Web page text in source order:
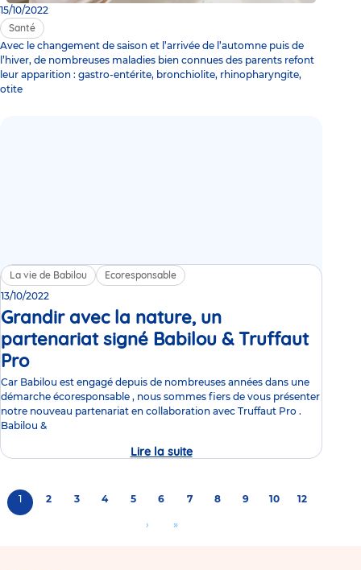
15/10/2022
Santé
Avec le changement de saison et l’arrivée de l’automne puis de
l’hiver, de nombreuses maladies bien connues des parents refont
leur apparition : gastro-entérite, bronchiolite, rhinopharyngite,
otite
La vie de Babilou
Ecoresponsable
13/10/2022
Grandir avec la nature, un
partenariat signé Babilou & Truffaut
ProVideo
Car Babilou est engagé depuis de nombreuses années dans une
démarche écoresponsable , nous sommes fiers de vous présenter
notre nouveau partenariat en collaboration avec Truffaut Pro .
Babilou &
Lire la suiteGrandir
avec
un
Pagination
Page
courante
1 Page
2 Page
3 Page
4 Page
5 Page
6 Page
7 Page
8 Page
9 Page
10 Page
12
Aller
›
Aller
»